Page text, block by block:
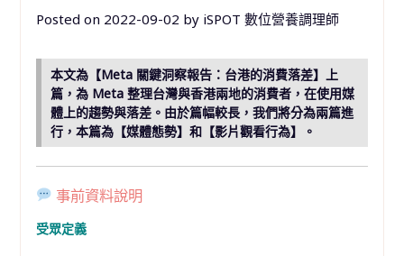
Posted on 2022-09-02 by iSPOT 數位營養調理師
本文為【Meta 關鍵洞察報告：台港的消費落差】上
篇，為 Meta 整理台灣與香港兩地的消費者，在使用媒
體上的趨勢與落差。由於篇幅較長，我們將分為兩篇進
行，本篇為【媒體態勢】和【影片觀看行為】。
事前資料說明
受眾定義